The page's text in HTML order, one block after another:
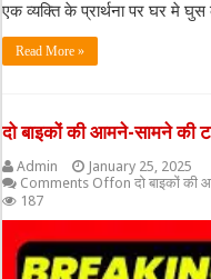
एक व्यक्ति के प्रार्थना पर घर मे
Read More »
दो बाइकों की आमने-सामने की
Admin
January 25, 2025
Comments Offon दो बाइकों की
187